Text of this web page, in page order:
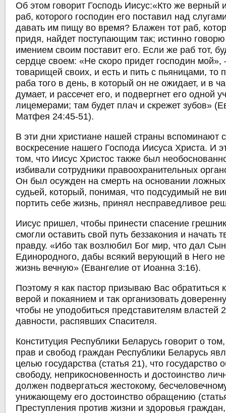
Об этом говорит Господь Иисус:«Кто же верный
раб, которого господин его поставил над
давать им пищу во время? Блажен тот раб,
придя, найдет поступающим так; истинно
имением своим поставит его. Если же раб тот,
сердце своем: «Не скоро придет господин мой»,
товарищей своих, и есть и пить с пьяницами, то
раба того в день, в который он не ожидает, и в
думает, и рассечет его, и подвергнет его одной
лицемерами; там будет плач и скрежет зубов»
Матфея 24:45-51).
В эти дни христиане нашей страны вспоминают
воскресение нашего Господа Иисуса Христа. И
том, что Иисус Христос также был
избивали сотрудники правоохранительных
Он был осужден на смерть на основании ложных
судьей, который, понимая, что подсудимый не
портить себе жизнь, принял несправедливое
Иисус пришел, чтобы принести спасение
смогли оставить свой путь беззакония и начать
правду. «Ибо так возлюбил Бог мир, что дал
Единородного, дабы всякий верующий в Него
жизнь вечную» (Евангелие от Иоанна 3:16).
Поэтому я как пастор призываю Вас обратиться
верой и покаянием и так организовать
чтобы не уподобиться представителям властей
давности, распявших Спасителя.
Конституция Республики Беларусь говорит о
прав и свобод граждан Республики Беларусь
целью государства (статья 21), что государство
свободу, неприкосновенность и достоинство
должен подвергаться жестокому,
унижающему его достоинство обращению
Преступления против жизни и здоровья